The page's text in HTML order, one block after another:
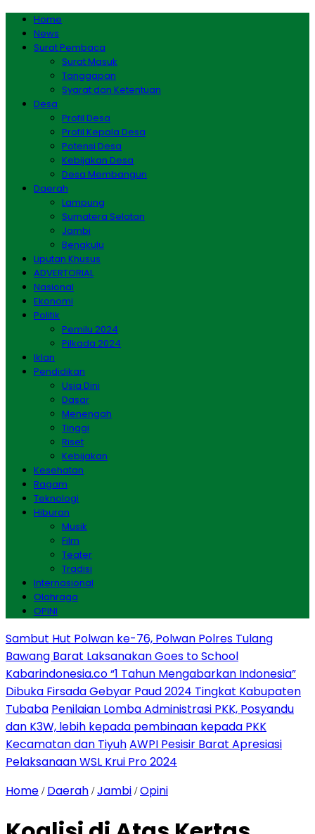
Home
News
Surat Pembaca
Surat Masuk
Tanggapan
Syarat dan Ketentuan
Desa
Profil Desa
Profil Kepala Desa
Potensi Desa
Kebijakan Desa
Desa Membangun
Daerah
Lampung
Sumatera Selatan
Jambi
Bengkulu
Liputan Khusus
ADVERTORIAL
Nasional
Ekonomi
Politik
Pemilu 2024
Pilkada 2024
Iklan
Pendidikan
Usia Dini
Dasar
Menengah
Tinggi
Riset
Kebijakan
Kesehatan
Ragam
Teknologi
Hiburan
Musik
Film
Teater
Tradisi
Internasional
Olahraga
OPINI
Sambut Hut Polwan ke-76, Polwan Polres Tulang
Bawang Barat Laksanakan Goes to School
Kabarindonesia.co “1 Tahun Mengabarkan Indonesia”
Dibuka Firsada Gebyar Paud 2024 Tingkat Kabupaten
Tubaba Penilaian Lomba Administrasi PKK, Posyandu
dan K3W, lebih kepada pembinaan kepada PKK
Kecamatan dan TiyuhAWPI Pesisir Barat Apresiasi
Pelaksanaan WSL Krui Pro 2024
Home / Daerah /Jambi /Opini